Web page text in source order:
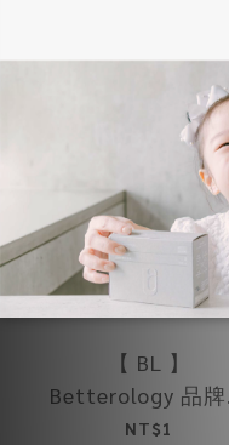
【 BL 】
Betterology 品牌
袋 - 冷藏商品
NT$1